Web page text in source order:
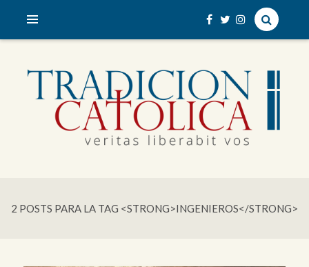
2 POSTS PARA LA TAG <STRONG>INGENIEROS</STRONG>